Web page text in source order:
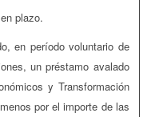
plazo.
en período voluntario de
un préstamo avalado
y Transformación
por el importe de las